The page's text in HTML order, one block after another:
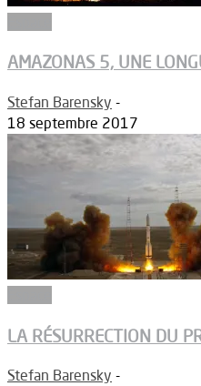
AMAZONAS 5, UNE
Stefan Barensky -
18 septembre 2017
LA RÉSURRECTION DU
Stefan Barensky -